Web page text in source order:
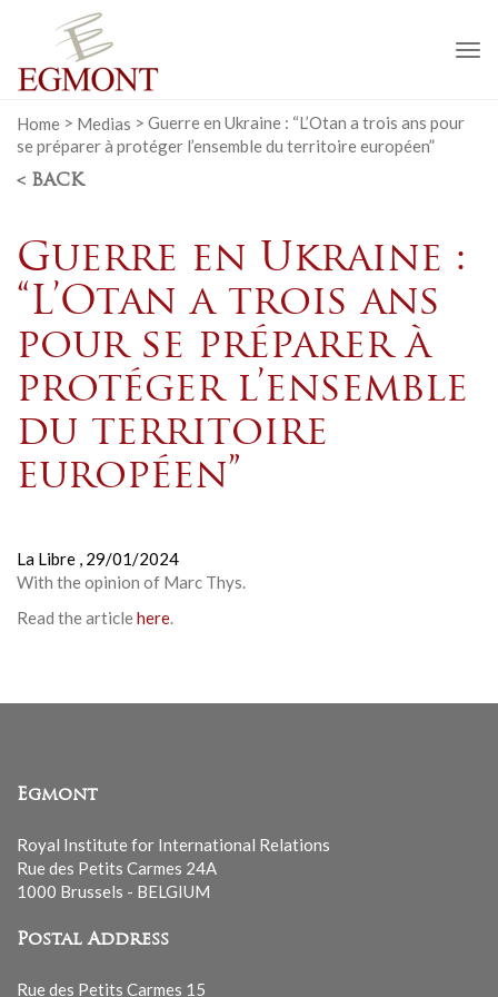
Home > Medias > Guerre en Ukraine : “L’Otan a trois ans pour
se préparer à protéger l’ensemble du territoire européen”
< BACK
Guerre en Ukraine :
“L’Otan a trois ans
pour se préparer à
protéger l’ensemble
du territoire
européen”
La Libre , 29/01/2024
With the opinion of Marc Thys.
Read the articlehere.
Egmont
Royal Institute for International Relations
Rue des Petits Carmes 24A
1000 Brussels - BELGIUM
Postal Address
Rue des Petits Carmes 15